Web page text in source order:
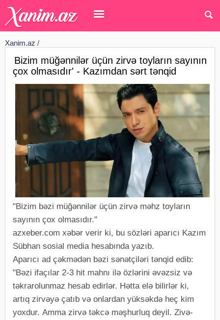
Xanim.az /
Bizim müğənnilər üçün zirvə toyların sayının
çox olmasıdır' - Kazımdan sərt tənqid
"Bizim bəzi müğənnilər üçün zirvə məhz toyların
sayının çox olmasıdır."
azxeber.com xəbər verir ki, bu sözləri aparıcı Kazım
Sübhan sosial media hesabında yazıb.
Aparıcı ad çəkmədən bəzi sənətçiləri tənqid edib:
"Bəzi ifaçılar 2-3 hit mahnı ilə özlərini əvəzsiz və
təkrarolunmaz hesab edirlər. Hətta elə bilirlər ki,
artıq zirvəyə çatıb və onlardan yüksəkdə heç kim
yoxdur. Amma zirvə təkcə məşhurluq deyil. Zivə-